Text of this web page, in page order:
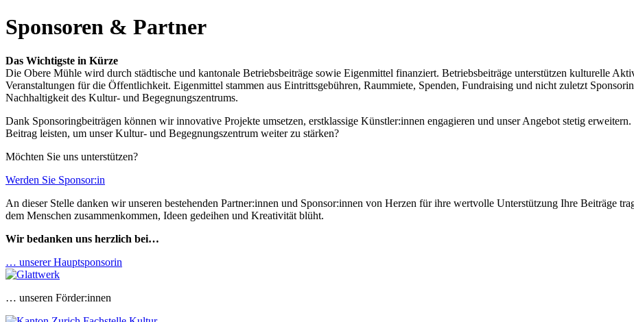
Sponsoren & Partner
Das Wichtigste in Kürze
Die Obere Mühle wird durch städtische und kantonale Betriebsbeiträge sowie Eigenmittel finanziert. Betriebsbeiträge unterstützen kulturelle
Veranstaltungen für die Öffentlichkeit. Eigenmittel stammen aus Eintrittsgebühren, Raummiete, Spenden, Fundraising und nicht zuletzt
Nachhaltigkeit des Kultur- und Begegnungszentrums.
Dank Sponsoringbeiträgen können wir innovative Projekte umsetzen, erstklassige Künstler:innen engagieren und unser Angebot stetig
Beitrag leisten, um unser Kultur- und Begegnungszentrum weiter zu stärken?
Möchten Sie uns unterstützen?
Werden Sie Sponsor:in
An dieser Stelle danken wir unseren bestehenden Partner:innen und Sponsor:innen von Herzen für ihre wertvolle Unterstützung Ihre Beiträge
dem Menschen zusammenkommen, Ideen gedeihen und Kreativität blüht.
Wir bedanken uns herzlich bei…
… unserer Hauptsponsorin
… unseren Förder:innen